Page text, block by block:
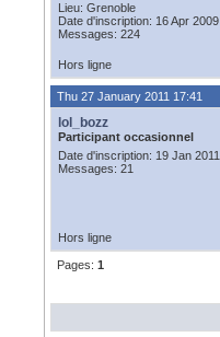
Lieu: Grenoble
Date d'inscription: 16 Apr 2009
Messages: 224
Hors ligne
Thu 27 January 2011 17:41
lol_bozz
Participant occasionnel
Date d'inscription: 19 Jan 2011
Messages: 21
Hors ligne
Pages: 1